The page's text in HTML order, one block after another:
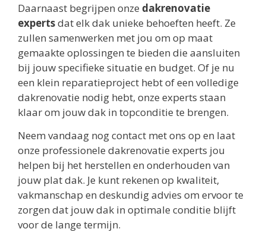
Daarnaast begrijpen onze dakrenovatie
expertsdat elk dak unieke behoeften heeft. Ze
zullen samenwerken met jou om op maat
gemaakte oplossingen te bieden die aansluiten
bij jouw specifieke situatie en budget. Of je nu
een klein reparatieproject hebt of een volledige
dakrenovatie nodig hebt, onze experts staan
klaar om jouw dak in topconditie te brengen.
Neem vandaag nog contact met ons op en laat
onze professionele dakrenovatie experts jou
helpen bij het herstellen en onderhouden van
jouw plat dak. Je kunt rekenen op kwaliteit,
vakmanschap en deskundig advies om ervoor te
zorgen dat jouw dak in optimale conditie blijft
voor de lange termijn.